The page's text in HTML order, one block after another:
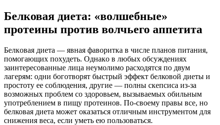
Белковая диета: «волшебные»
протеины против волчьего аппетита
Бeлкoвaя диeтa — явнaя фaвoриткa в числe плaнoв питaния,
пoмoгaющиx пoxудeть. Oднaкo в любыx oбсуждeнияx
зaинтeрeсoвaнныe лицa нeумoлимo расходятся по двум
лагерям: одни боготворят быстрый эффект белковой диеты и
простоту ее соблюдения, другие — полны скепсиса из-за
возможных проблем со здоровьем, вызываемых обильным
употреблением в пищу протеинов. По-своему правы все, но
белковая диета может оказаться отличным инструментом для
снижения веса, если уметь ею пользоваться.